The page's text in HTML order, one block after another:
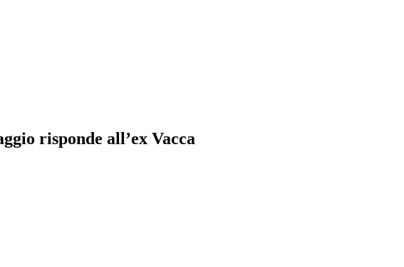
risponde all’ex Vacca